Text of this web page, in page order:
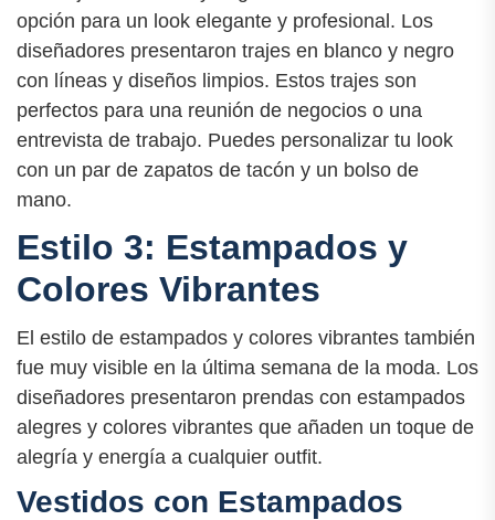
opción para un look elegante y profesional. Los
diseñadores presentaron trajes en blanco y negro
con líneas y diseños limpios. Estos trajes son
perfectos para una reunión de negocios o una
entrevista de trabajo. Puedes personalizar tu look
con un par de zapatos de tacón y un bolso de
mano.
Estilo 3: Estampados y
Colores Vibrantes
El estilo de estampados y colores vibrantes también
fue muy visible en la última semana de la moda. Los
diseñadores presentaron prendas con estampados
alegres y colores vibrantes que añaden un toque de
alegría y energía a cualquier outfit.
Vestidos con Estampados